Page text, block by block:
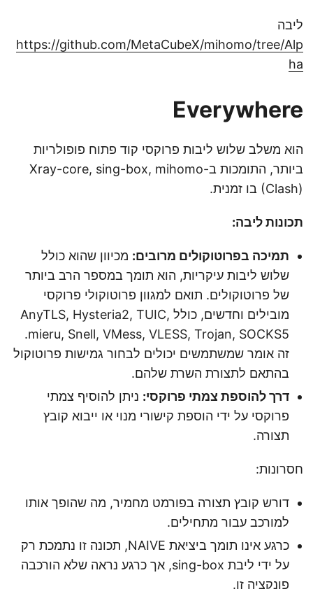
ליבה
https://github.com/MetaCubeX/mihomo/tree/Alp
ha
Everywhere
הוא משלב שלוש ליבות פרוקסי קוד פתוח פופולריות
ביותר, התומכות ב-Xray-core, sing-box, mihomo
(Clash) בו זמנית.
תכונות ליבה:
תמיכה בפרוטוקולים מרובים: מכיוון שהוא כולל
שלוש ליבות עיקריות, הוא תומך במספר הרב ביותר
של פרוטוקולים. תואם למגוון פרוטוקולי פרוקסי
מובילים וחדשים, כולל AnyTLS, Hysteria2, TUIC,
mieru, Snell, VMess, VLESS, Trojan, SOCKS5.
זה אומר שמשתמשים יכולים לבחור גמישות פרוטוקול
בהתאם לתצורת השרת שלהם.
דרך להוספת צמתי פרוקסי: ניתן להוסיף צמתי
פרוקסי על ידי הוספת קישורי מנוי או ייבוא קובץ
תצורה.
חסרונות:
דורש קובץ תצורה בפורמט מחמיר, מה שהופך אותו
למורכב עבור מתחילים.
כרגע אינו תומך ביציאת NAIVE, תכונה זו נתמכת רק
על ידי ליבת sing-box, אך כרגע נראה שלא הורכבה
פונקציה זו.